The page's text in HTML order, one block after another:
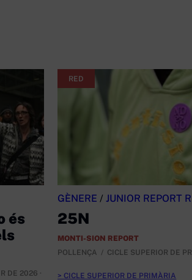
és
DE 2026 ·
RED
GÈNERE / JUNIOR REPORT
25N
MONTI-SION REPORT
POLLENÇA
CICLE SUPERIOR DE
CICLE SUPERIOR DE PRIMÀRIA